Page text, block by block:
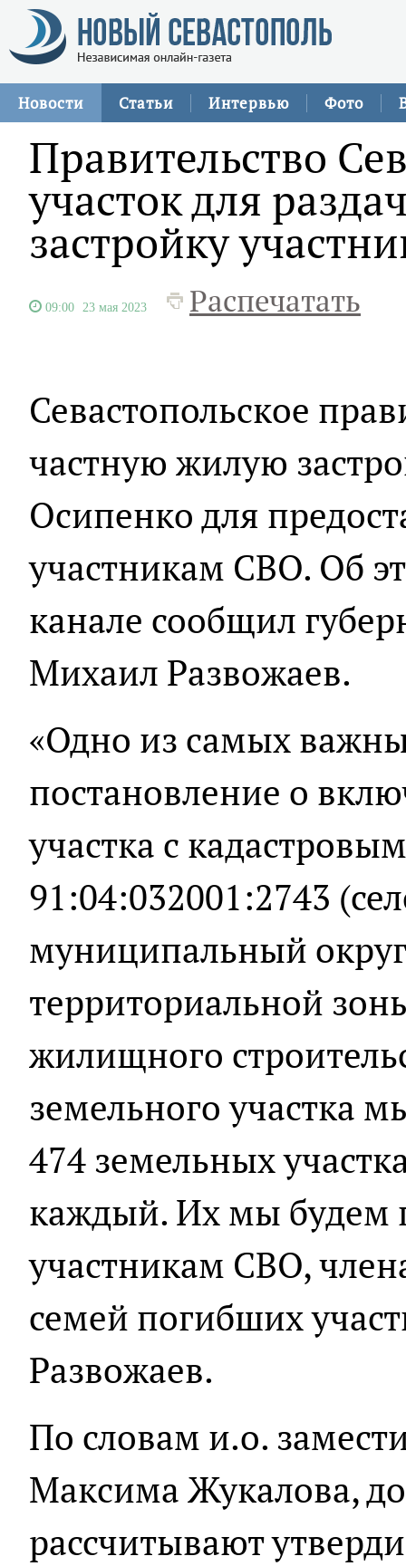
Новости Статьи Интервью Фото
Правительство
участок для
застройку
09:00 23 мая 2023 Распечатать
Севастопольское
частную жилую
Осипенко для
участникам СВО. Об
канале сообщил
Михаил Развожаев.
«Одно из самых
постановление о
участка с
91:04:032001:2743
муниципальный
территориальной
жилищного
земельного участка
474 земельных
каждый. Их мы будем
участникам СВО,
семей погибших
Развожаев.
По словам и.о.
Максима Жукалова,
рассчитывают